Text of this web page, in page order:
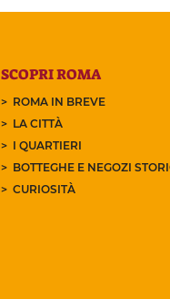
SCOPRI ROMA
ROMA IN BREVE
LA CITTÀ
I QUARTIERI
BOTTEGHE E NEGOZI
CURIOSITÀ